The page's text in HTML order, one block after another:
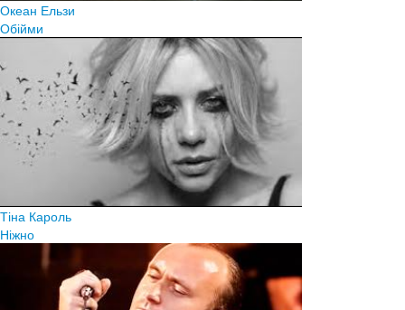
Океан Ельзи
Обійми
Тіна Кароль
Ніжно